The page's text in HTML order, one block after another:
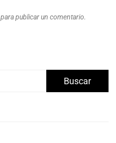
para publicar un comentario.